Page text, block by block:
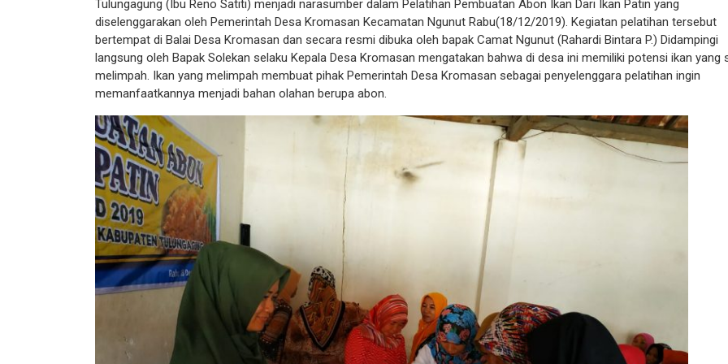
Tulungagung (Ibu Reno Satiti) menjadi narasumber dalam Pelatihan Pembuatan Abon Ikan Dari Ikan Patin yang
diselenggarakan oleh Pemerintah Desa Kromasan Kecamatan Ngunut Rabu(18/12/2019). Kegiatan pelatihan tersebut
bertempat di Balai Desa Kromasan dan secara resmi dibuka oleh bapak Camat Ngunut (Rahardi Bintara P.) Didampingi
langsung oleh Bapak Solekan selaku Kepala Desa Kromasan mengatakan bahwa di desa ini memiliki potensi ikan yang
melimpah. Ikan yang melimpah membuat pihak Pemerintah Desa Kromasan sebagai penyelenggara pelatihan ingin
memanfaatkannya menjadi bahan olahan berupa abon.